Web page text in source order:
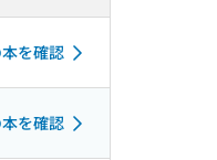
を確認
を確認